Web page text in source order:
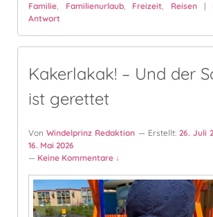
Familie, Familienurlaub, Freizeit, Reisen |
Antwort
Kakerlakak! – Und der
ist gerettet
VonWindelprinz Redaktion — Erstellt: 26. Juli
16. Mai 2026
— Keine Kommentare ↓